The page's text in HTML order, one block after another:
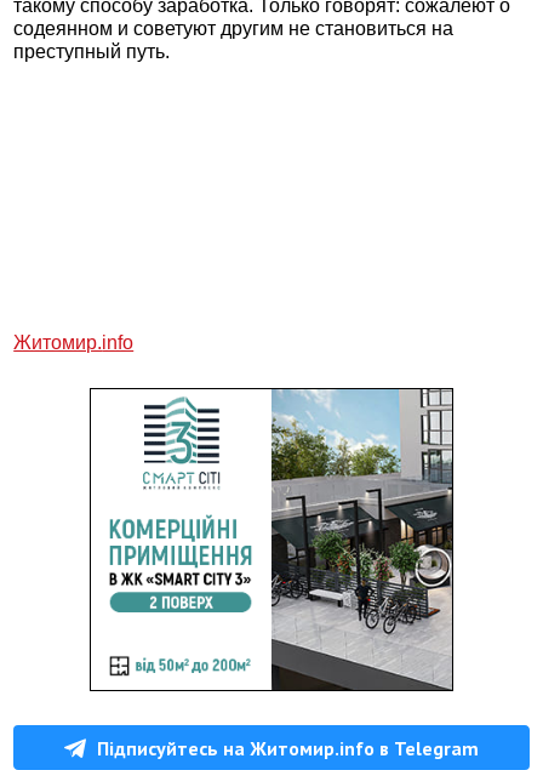
такому способу заработка. Только говорят: сожалеют о
содеянном и советуют другим не становиться на
преступный путь.
Житомир.info
Підписуйтесь на Житомир.info в Telegram